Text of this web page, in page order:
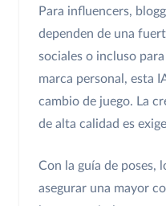
Para influencers,
dependen de una
sociales o incluso
marca personal, esta
cambio de juego. La
de alta calidad es
Con la guía de poses,
asegurar una mayor